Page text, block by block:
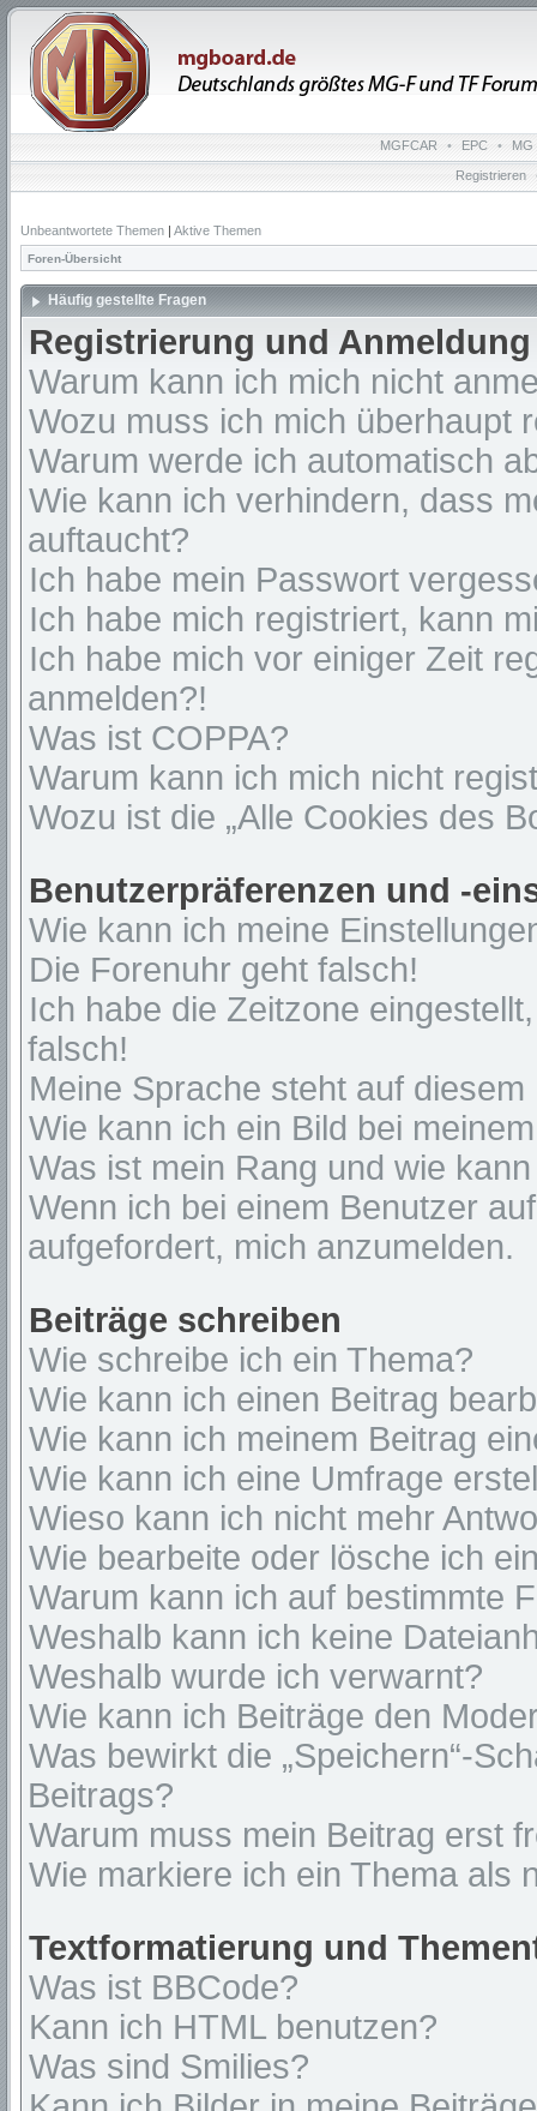
MGFCAR • EPC • MG
Registrieren
Unbeantwortete Themen | Aktive Themen
Foren-Übersicht
Häufig gestellte Fragen
Registrierung und Anmeldung
Warum kann ich mich nicht
Wozu muss ich mich überhaupt
Warum werde ich automatisch
Wie kann ich verhindern, dass
auftaucht?
Ich habe mein Passwort
Ich habe mich registriert, kann
Ich habe mich vor einiger Zeit
anmelden?!
Was ist COPPA?
Warum kann ich mich nicht
Wozu ist die „Alle Cookies des
Benutzerpräferenzen und -
Wie kann ich meine
Die Forenuhr geht falsch!
Ich habe die Zeitzone
falsch!
Meine Sprache steht auf
Wie kann ich ein Bild bei
Was ist mein Rang und wie
Wenn ich bei einem Benutzer
aufgefordert, mich anzumelden.
Beiträge schreiben
Wie schreibe ich ein Thema?
Wie kann ich einen Beitrag
Wie kann ich meinem Beitrag
Wie kann ich eine Umfrage
Wieso kann ich nicht mehr
Wie bearbeite oder lösche ich
Warum kann ich auf bestimmte
Weshalb kann ich keine
Weshalb wurde ich verwarnt?
Wie kann ich Beiträge den
Was bewirkt die „Speichern“-
Beitrags?
Warum muss mein Beitrag erst
Wie markiere ich ein Thema als
Textformatierung und
Was ist BBCode?
Kann ich HTML benutzen?
Was sind Smilies?